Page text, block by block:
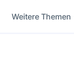
Weitere Themen